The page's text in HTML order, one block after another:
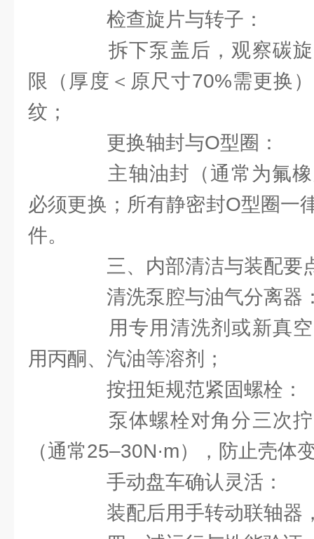
检查旋片与转子：
拆下泵盖后，观察碳旋
限（厚度＜原尺寸70%需更换
纹；
更换轴封与O型圈：
主轴油封（通常为氟橡
必须更换；所有静密封O型圈一
件。
三、内部清洁与装配要
清洗泵腔与油气分离器
用专用清洗剂或新真空
用丙酮、汽油等溶剂；
按扭矩规范紧固螺栓：
泵体螺栓对角分三次拧
（通常25–30N·m），防止壳体
手动盘车确认灵活：
装配后用手转动联轴器